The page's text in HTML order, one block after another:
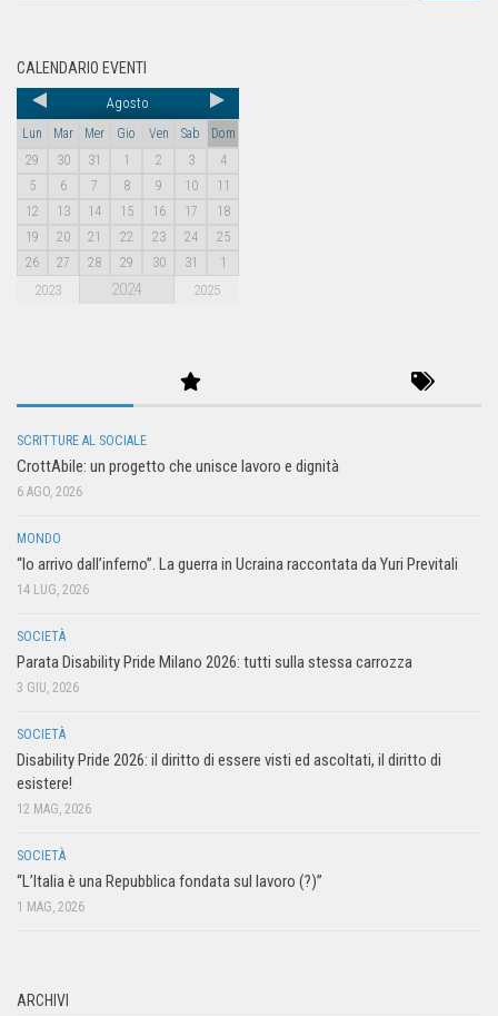
CALENDARIO EVENTI
Agosto
Lun Mar Mer Gio Ven Sab
Dom
29
30 31 1 2 3
4
5
6 7 8 9 10
11
12
13 14 15 16 17
18
19
20 21 22 23 24
25
26
27 28 29 30 31 1
2023 2024 2025
SCRITTURE AL SOCIALE
CrottAbile: un progetto che unisce lavoro e dignità
6 AGO, 2026
MONDO
“Io arrivo dall’inferno”. La guerra in Ucraina raccontata da Yuri Previtali
14 LUG, 2026
SOCIETÀ
Parata Disability Pride Milano 2026: tutti sulla stessa carrozza
3 GIU, 2026
SOCIETÀ
Disability Pride 2026: il diritto di essere visti ed ascoltati, il diritto di
esistere!
12 MAG, 2026
SOCIETÀ
“L’Italia è una Repubblica fondata sul lavoro (?)”
1 MAG, 2026
ARCHIVI